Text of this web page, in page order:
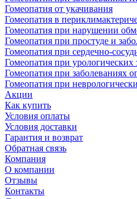
Гомеопатия от укачивания
Гомеопатия в
Гомеопатия при нарушении
Гомеопатия при простуде и
Гомеопатия при сердечно-
Гомеопатия при урологических
Гомеопатия при заболеваниях
Гомеопатия при
Акции
Как купить
Условия оплаты
Условия доставки
Гарантия и возврат
Обратная связь
Компания
О компании
Отзывы
Контакты